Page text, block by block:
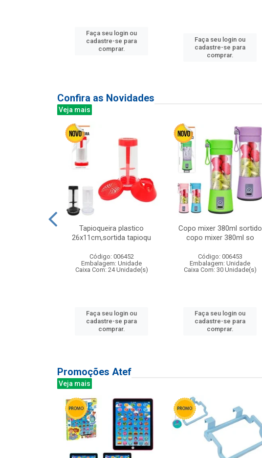
Faça seu login ou
cadastre-se para
comprar.
Faça seu login ou
cadastre-se para
comprar.
Confira as Novidades
Veja mais
Tapioqueira plastico
26x11cm,sortida tapioqu
Código: 006452
Embalagem: Unidade
Caixa Com: 24 Unidade(s)
Faça seu login ou
cadastre-se para
comprar.
Copo mixer 380ml sortido
copo mixer 380ml so
Código: 006453
Embalagem: Unidade
Caixa Com: 30 Unidade(s)
Faça seu login ou
cadastre-se para
comprar.
Promoções Atef
Veja mais